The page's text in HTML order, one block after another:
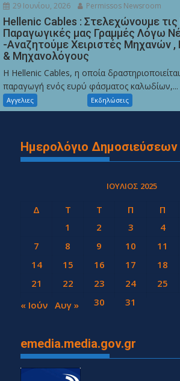
29 Ιουνίου, 2026 Permissos Newsroom
Hellenic Cables : Στελεχώνουμε
Παραγωγικές μας Γραμμές Λόγω
-Αναζητούμε Χειριστές Μηχανών
& Μηχανολόγους
Η Hellenic Cables, η οποία
παραγωγή ενός ευρύ φάσματος καλωδίων,...
Αγγελιες Εκδηλώσεις
Ημερολόγιο Δημοσιεύσεων
ΙΟΎΛΙΟΣ 2025
Δ Τ Τ Π Π
1
2 3 4
7
8 9 10 11
14
15 16 17 18
21
22 23 24 25
28
29 30 31
« Ιούν Αυγ »
emedia.media.gov.gr